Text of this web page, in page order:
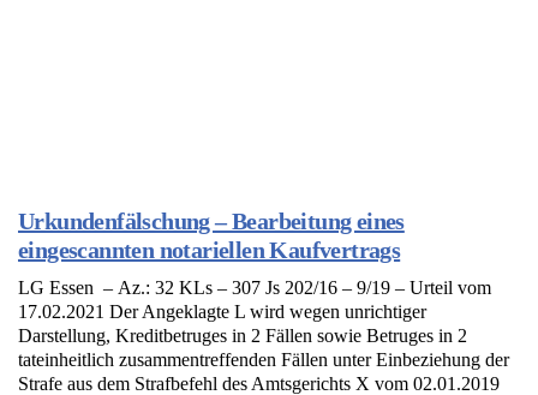
Urkundenfälschung – Bearbeitung eines
eingescannten notariellen Kaufvertrags
LG Essen – Az.: 32 KLs – 307 Js 202/16 – 9/19 – Urteil vom
17.02.2021 Der Angeklagte L wird wegen unrichtiger
Darstellung, Kreditbetruges in 2 Fällen sowie Betruges in 2
tateinheitlich zusammentreffenden Fällen unter Einbeziehung der
Strafe aus dem Strafbefehl des Amtsgerichts X vom 02.01.2019